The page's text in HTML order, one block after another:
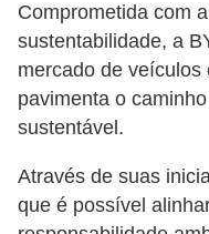
Comprometida com
sustentabilidade, a
mercado de veículos
pavimenta o
sustentável.
Através de suas
que é possível